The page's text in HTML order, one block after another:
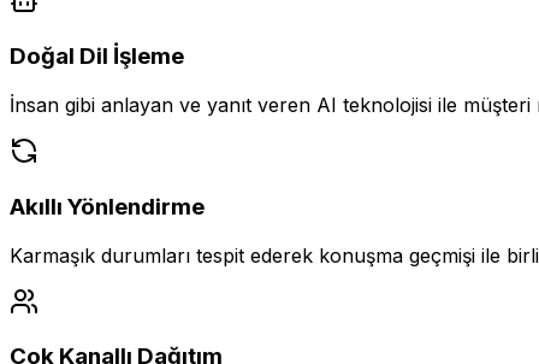
Doğal Dil İşleme
İnsan gibi anlayan ve yanıt veren AI teknolojisi ile müşteri
Akıllı Yönlendirme
Karmaşık durumları tespit ederek konuşma geçmişi ile
Çok Kanallı Dağıtım